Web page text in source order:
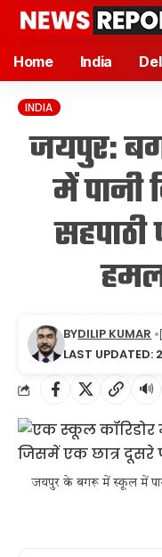
Home India
INDIA
जयपुर:
में पानी
LAST
BYDILIP KUMAR
🔊
जयपुर के बगरू में स्कूल में